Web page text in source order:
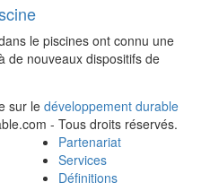
le piscines ont connu une
de nouveaux dispositifs de
sur le développement durable
- Tous droits réservés.
Partenariat
Services
Définitions